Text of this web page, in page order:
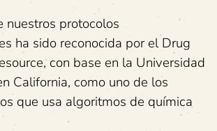
nuestros protocolos
ha sido reconocida por el Drug
con base en la Universidad
California, como uno de los
que usa algoritmos de química